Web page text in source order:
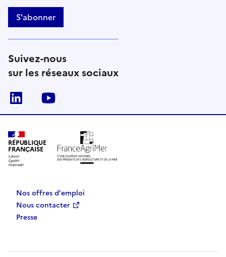
S'abonner
Suivez-nous
sur les réseaux sociaux
Linkedin
RÉPUBLIQUE
FRANÇAISE
Nos offres d'emploi
Nous contacter
Presse